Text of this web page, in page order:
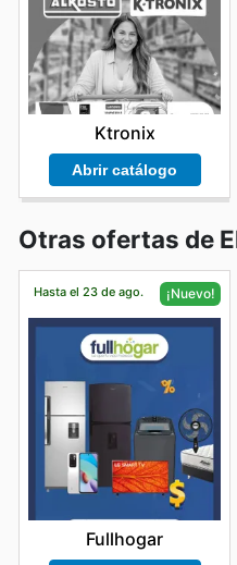
Ktronix
Abrir catálogo
Otras ofertas de
Hasta el 23 de ago. ¡Nuevo!
Fullhogar